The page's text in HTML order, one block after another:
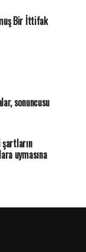
Bir İttifak
sonuncusu
uymasına